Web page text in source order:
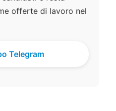
offerte di lavoro nel
Telegram